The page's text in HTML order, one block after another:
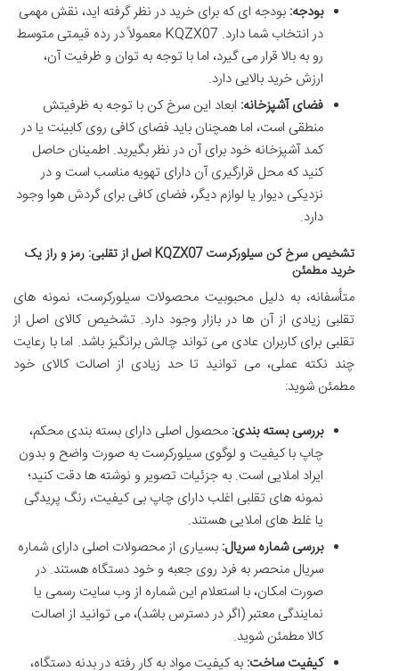
بودجه: بودجه ای که برای خرید در نظر گرفته اید، نقش مهمی
در انتخاب شما دارد. KQZX07 معمولاً در رده قیمتی متوسط
رو به بالا قرار می گیرد، اما با توجه به توان و ظرفیت آن،
ارزش خرید بالایی دارد.
فضای آشپزخانه: ابعاد این سرخ کن با توجه به ظرفیتش
منطقی است، اما همچنان باید فضای کافی روی کابینت یا در
کمد آشپزخانه خود برای آن در نظر بگیرید. اطمینان حاصل
کنید که محل قرارگیری آن دارای تهویه مناسب است و در
نزدیکی دیوار یا لوازم دیگر، فضای کافی برای گردش هوا وجود
دارد.
تشخیص سرخ کن سیلورکرست KQZX07 اصل از تقلبی: رمز و راز یک
خرید مطمئن
متأسفانه، به دلیل محبوبیت محصولات سیلورکرست، نمونه های
تقلبی زیادی از آن ها در بازار وجود دارد. تشخیص کالای اصل از
تقلبی برای کاربران عادی می تواند چالش برانگیز باشد. اما با رعایت
چند نکته عملی، می توانید تا حد زیادی از اصالت کالای خود
مطمئن شوید:
بررسی بسته بندی: محصول اصلی دارای بسته بندی محکم،
چاپ با کیفیت و لوگوی سیلورکرست به صورت واضح و بدون
ایراد املایی است. به جزئیات تصویر و نوشته ها دقت کنید؛
نمونه های تقلبی اغلب دارای چاپ بی کیفیت، رنگ پریدگی
یا غلط های املایی هستند.
بررسی شماره سریال: بسیاری از محصولات اصلی دارای شماره
سریال منحصر به فرد روی جعبه و خود دستگاه هستند. در
صورت امکان، با استعلام این شماره از وب سایت رسمی یا
نمایندگی معتبر (اگر در دسترس باشد)، می توانید از اصالت
کالا مطمئن شوید.
کیفیت ساخت: به کیفیت مواد به کار رفته در بدنه دستگاه،